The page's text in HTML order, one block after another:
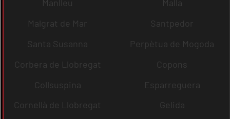
Manlleu
Malla
Malgrat de Mar
Santpedor
Santa Susanna
Perpètua de Mogoda
Corbera de Llobregat
Copons
Collsuspina
Esparreguera
Cornellà de Llobregat
Gelida